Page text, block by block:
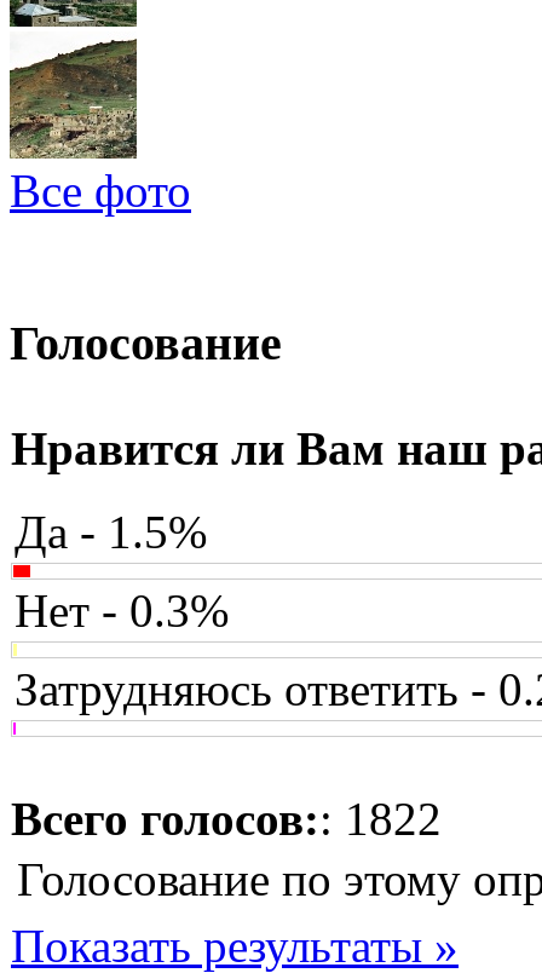
Все фото
Голосование
Нравится ли Вам наш
Да - 1.5%
Нет - 0.3%
Затрудняюсь ответить -
Всего голосов:: 1822
Голосование по этому
Показать результаты »